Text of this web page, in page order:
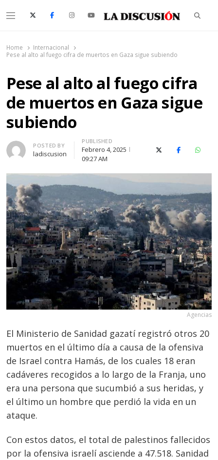
Menu
Home
Internacional
Pese al alto al fuego cifra de muertos en Gaza sigue subiendo
Pese al alto al fuego cifra
de muertos en Gaza sigue
subiendo
Author
POSTED BY
ladiscusion
PUBLISHED
Febrero 4, 2025
09:27 AM
X (Twitter)Facebook
Agencias
El Ministerio de Sanidad gazatí registró otros 20
muertos en el último día a causa de la ofensiva
de Israel contra Hamás, de los cuales 18 eran
cadáveres recogidos a lo largo de la Franja, uno
era una persona que sucumbió a sus heridas, y
el último un hombre que perdió la vida en un
ataque.
Con estos datos, el total de palestinos fallecidos
por la ofensiva israelí asciende a 47.518. Sanidad